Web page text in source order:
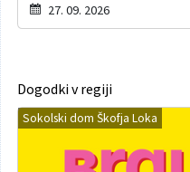
27. 09. 2026
Dogodki v regiji
Sokolski dom Škofja Loka